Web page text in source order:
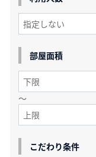
部屋面積
～
こだわり条件